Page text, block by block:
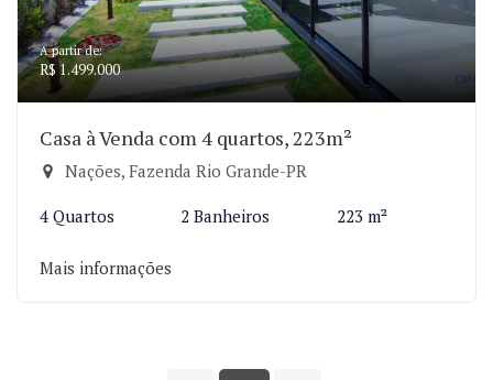
A partir de:
R$ 1.499.000
Casa à Venda com 4 quartos, 223m²
Nações, Fazenda Rio Grande-PR
4 Quartos 2 Banheiros 223 m²
Mais informações